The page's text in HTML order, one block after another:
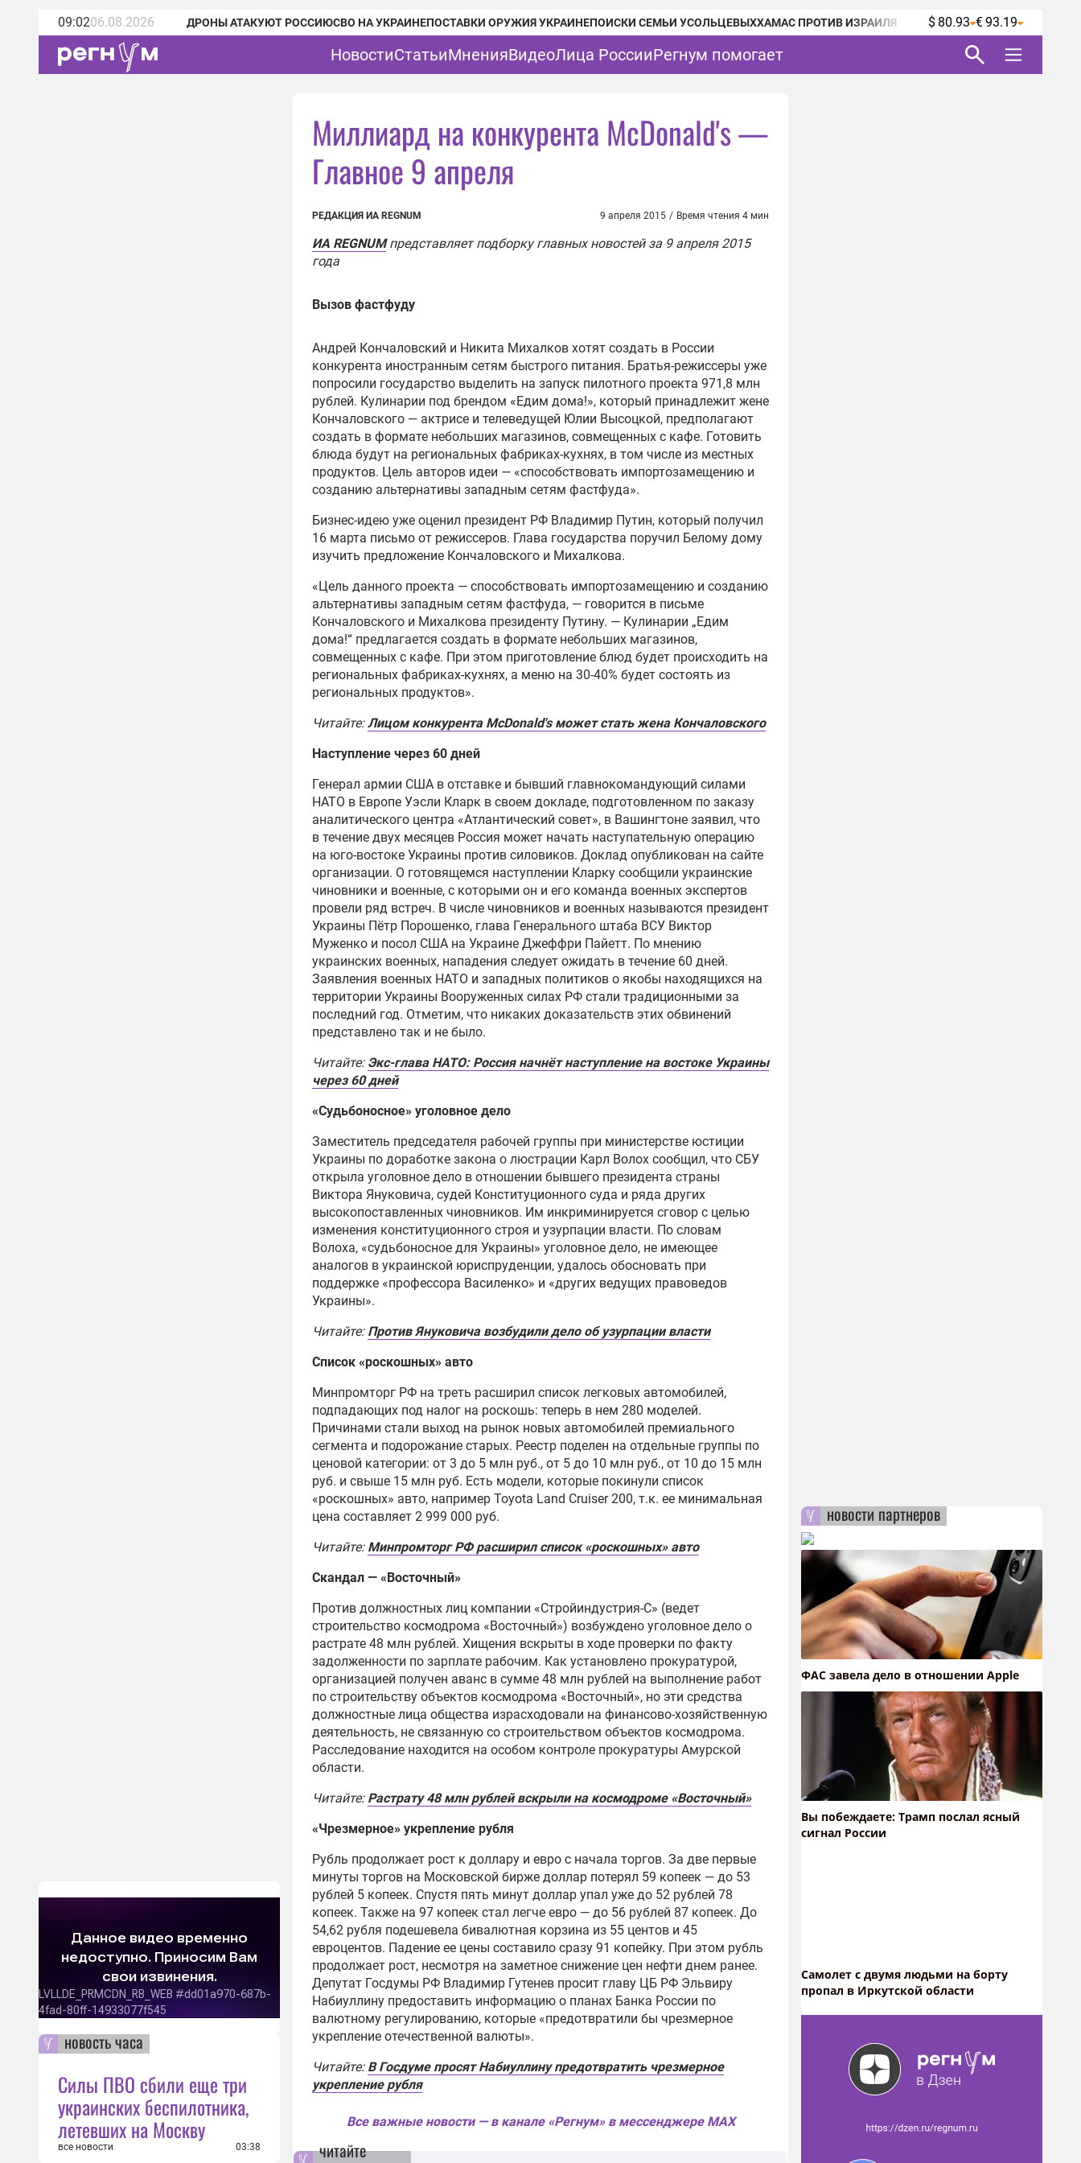
09:0206.08.2026 ДРОНЫ АТАКУЮТ РОССИЮСВО НА УКРАИНЕПОСТАВКИ ОРУЖИЯ УКРАИНЕПОИСКИ СЕМЬИ УСОЛЬЦЕВЫХХАМАС ПРОТИВ ИЗРАИЛЯ $ 80.93 € 93.19
НовостиСтатьиМненияВидеоЛица РоссииРегнум помогает
новость часа
Силы ПВО сбили еще три
украинских беспилотника,
летевших на Москву
все новости 03:38
Миллиард на конкурента McDonald's —
Главное 9 апреля
РЕДАКЦИЯ ИА REGNUM 9 апреля 2015 / Время чтения 4 мин
ИА REGNUMпредставляет подборку главных новостей за 9 апреля 2015
года
Вызов фастфуду
Андрей Кончаловский и Никита Михалков хотят создать в России
конкурента иностранным сетям быстрого питания. Братья-режиссеры уже
попросили государство выделить на запуск пилотного проекта 971,8 млн
рублей. Кулинарии под брендом «Едим дома!», который принадлежит жене
Кончаловского — актрисе и телеведущей Юлии Высоцкой, предполагают
создать в формате небольших магазинов, совмещенных с кафе. Готовить
блюда будут на региональных фабриках-кухнях, в том числе из местных
продуктов. Цель авторов идеи — «способствовать импортозамещению и
созданию альтернативы западным сетям фастфуда».
Бизнес-идею уже оценил президент РФ Владимир Путин, который получил
16 марта письмо от режиссеров. Глава государства поручил Белому дому
изучить предложение Кончаловского и Михалкова.
«Цель данного проекта — способствовать импортозамещению и созданию
альтернативы западным сетям фастфуда, — говорится в письме
Кончаловского и Михалкова президенту Путину. — Кулинарии „Едим
дома!“ предлагается создать в формате небольших магазинов,
совмещенных с кафе. При этом приготовление блюд будет происходить на
региональных фабриках-кухнях, а меню на 30-40% будет состоять из
региональных продуктов».
Читайте:Лицом конкурента McDonald's может стать жена Кончаловского
Наступление через 60 дней
Генерал армии США в отставке и бывший главнокомандующий силами
НАТО в Европе Уэсли Кларк в своем докладе, подготовленном по заказу
аналитического центра «Атлантический совет», в Вашингтоне заявил, что
в течение двух месяцев Россия может начать наступательную операцию
на юго-востоке Украины против силовиков. Доклад опубликован на сайте
организации. О готовящемся наступлении Кларку сообщили украинские
чиновники и военные, с которыми он и его команда военных экспертов
провели ряд встреч. В числе чиновников и военных называются президент
Украины Пётр Порошенко, глава Генерального штаба ВСУ Виктор
Муженко и посол США на Украине Джеффри Пайетт. По мнению
украинских военных, нападения следует ожидать в течение 60 дней.
Заявления военных НАТО и западных политиков о якобы находящихся на
территории Украины Вооруженных силах РФ стали традиционными за
последний год. Отметим, что никаких доказательств этих обвинений
представлено так и не было.
Читайте: Экс-глава НАТО: Россия начнёт наступление на востоке Украины
через 60 дней
«Судьбоносное» уголовное дело
Заместитель председателя рабочей группы при министерстве юстиции
Украины по доработке закона о люстрации Карл Волох сообщил, что СБУ
открыла уголовное дело в отношении бывшего президента страны
Виктора Януковича, судей Конституционного суда и ряда других
высокопоставленных чиновников. Им инкриминируется сговор с целью
изменения конституционного строя и узурпации власти. По словам
Волоха, «судьбоносное для Украины» уголовное дело, не имеющее
аналогов в украинской юриспруденции, удалось обосновать при
поддержке «профессора Василенко» и «других ведущих правоведов
Украины».
Читайте: Против Януковича возбудили дело об узурпации власти
Список «роскошных» авто
Минпромторг РФ на треть расширил список легковых автомобилей,
подпадающих под налог на роскошь: теперь в нем 280 моделей.
Причинами стали выход на рынок новых автомобилей премиального
сегмента и подорожание старых. Реестр поделен на отдельные группы по
ценовой категории: от 3 до 5 млн руб., от 5 до 10 млн руб., от 10 до 15 млн
руб. и свыше 15 млн руб. Есть модели, которые покинули список
«роскошных» авто, например Toyota Land Cruiser 200, т.к. ее минимальная
цена составляет 2 999 000 руб.
Читайте: Минпромторг РФ расширил список «роскошных» авто
Скандал — «Восточный»
Против должностных лиц компании «Стройиндустрия-С» (ведет
строительство космодрома «Восточный») возбуждено уголовное дело о
растрате 48 млн рублей. Хищения вскрыты в ходе проверки по факту
задолженности по зарплате рабочим. Как установлено прокуратурой,
организацией получен аванс в сумме 48 млн рублей на выполнение работ
по строительству объектов космодрома «Восточный», но эти средства
должностные лица общества израсходовали на финансово-хозяйственную
деятельность, не связанную со строительством объектов космодрома.
Расследование находится на особом контроле прокуратуры Амурской
области.
Читайте: Растрату 48 млн рублей вскрыли на космодроме «Восточный»
«Чрезмерное» укрепление рубля
Рубль продолжает рост к доллару и евро с начала торгов. За две первые
минуты торгов на Московской бирже доллар потерял 59 копеек — до 53
рублей 5 копеек. Спустя пять минут доллар упал уже до 52 рублей 78
копеек. Также на 97 копеек стал легче евро — до 56 рублей 87 копеек. До
54,62 рубля подешевела бивалютная корзина из 55 центов и 45
евроцентов. Падение ее цены составило сразу 91 копейку. При этом рубль
продолжает рост, несмотря на заметное снижение цен нефти днем ранее.
Депутат Госдумы РФ Владимир Гутенев просит главу ЦБ РФ Эльвиру
Набиуллину предоставить информацию о планах Банка России по
валютному регулированию, которые «предотвратили бы чрезмерное
укрепление отечественной валюты».
Читайте: В Госдуме просят Набиуллину предотвратить чрезмерное
укрепление рубля
Все важные новости — в канале «Регнум» в мессенджере MAX
читайте
новости партнеров
ФАС завела дело в отношении Apple
Вы побеждаете: Трамп послал ясный
сигнал России
Самолет с двумя людьми на борту
пропал в Иркутской области